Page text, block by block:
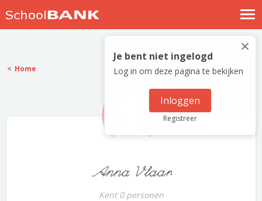
Nostalgische verhalen
Log in
Meld je gratis aan
×
Je bent niet ingelogd
Log in om deze pagina te bekijken
Inloggen
Registreer
Home
Anna Vlaar
Kent 0 personen